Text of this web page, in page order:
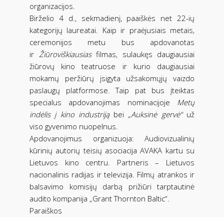
organizacijos.
Birželio 4 d., sekmadienį, paaiškės net 22-ių
kategorijų laureatai. Kaip ir praėjusiais metais,
ceremonijos metu bus apdovanotas
ir Žiūroviškiausiasfilmas, sulaukęs daugiausiai
žiūrovų kino teatruose ir kurio daugiausiai
mokamų peržiūrų įsigyta užsakomųjų vaizdo
paslaugų platformose. Taip pat bus įteiktas
specialus apdovanojimas nominacijoje Metų
indėlis į kino industrijąbei „Auksinė gervė“už
viso gyvenimo nuopelnus.
Apdovanojimus organizuoja: Audiovizualinių
kūrinių autorių teisių asociacija AVAKA kartu su
Lietuvos kino centru. Partneris – Lietuvos
nacionalinis radijas ir televizija. Filmų atrankos ir
balsavimo komisijų darbą prižiūri tarptautinė
audito kompanija „Grant Thornton Baltic“.
Paraiškos